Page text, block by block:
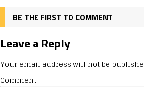
o
k
n я
BE THE FIRST TO COMMENT
Leave a Reply
Your email address will not be
Comment